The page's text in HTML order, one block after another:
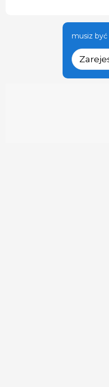
musiz